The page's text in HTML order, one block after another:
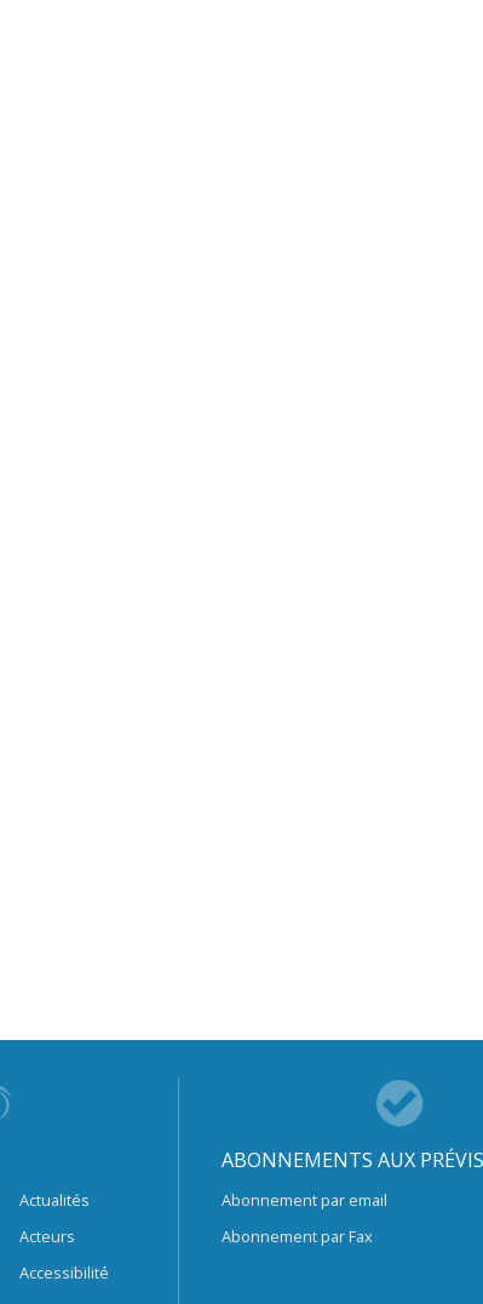
Actualités
Acteurs
Accessibilité
ABONNEMENTS AUX
Abonnement par email
Abonnement par Fax